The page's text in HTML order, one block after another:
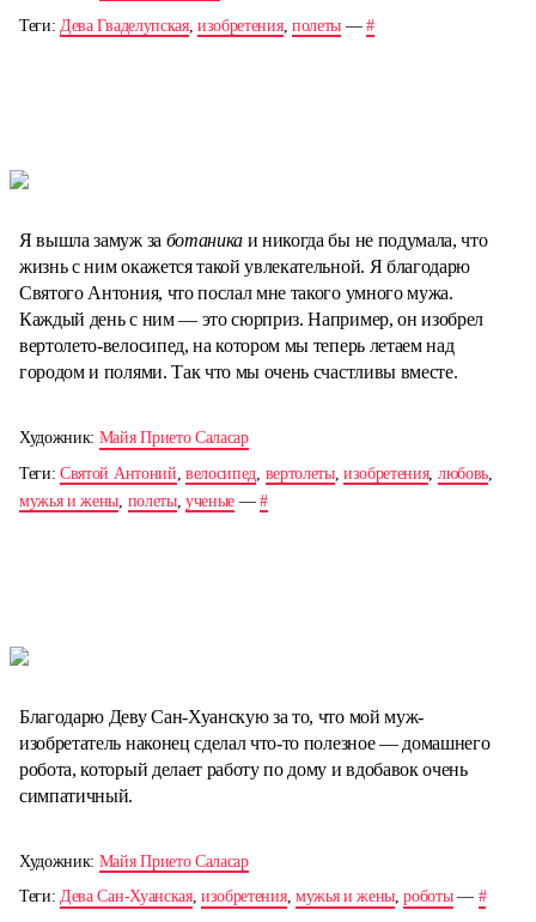
Теги: Дева Гваделупская,изобретения, полеты—#
Я вышла замуж за ботаника и никогда бы не подумала, что
жизнь с ним окажется такой увлекательной. Я благодарю
Святого Антония, что послал мне такого умного мужа.
Каждый день с ним — это сюрприз. Например, он изобрел
вертолето-велосипед, на котором мы теперь летаем над
городом и полями. Так что мы очень счастливы вместе.
Художник: Майя Прието Саласар
Теги:Святой Антоний велосипед вертолеты, изобретения, любовь,
мужья и жены полеты,ученые —#
Благодарю Деву Сан-Хуанскую за то, что мой муж-
изобретатель наконец сделал что-то полезное — домашнего
робота, который делает работу по дому и вдобавок очень
симпатичный.
Художник: Майя Прието Саласар
Теги:Дева Сан-Хуанская,изобретения, мужья и жены,роботы— #